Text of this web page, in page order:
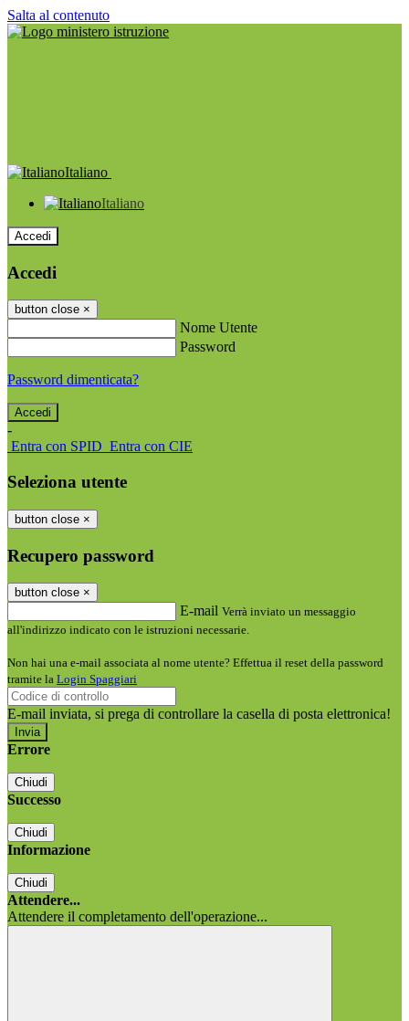
Salta al contenuto
Italiano
Italiano
Accedi
Accedi
button close ×
Nome Utente
Password
Password dimenticata?
-
Entra con SPID Entra con CIE
Seleziona utente
button close ×
Recupero password
button close ×
E-mail Verrà inviato un messaggio
all'indirizzo indicato con le istruzioni necessarie.
Non hai una e-mail associata al nome utente? Effettua il reset della password
tramite la Login Spaggiari
E-mail inviata, si prega di controllare la casella di posta elettronica!
Errore
Chiudi
Successo
Chiudi
Informazione
Chiudi
Attendere...
Attendere il completamento dell'operazione...